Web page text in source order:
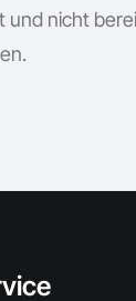
und nicht